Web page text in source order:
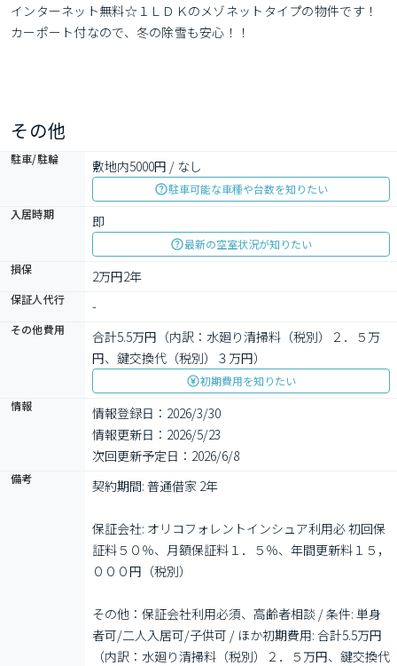
インターネット無料☆１ＬＤＫのメゾネットタイプの物件です！
カーポート付なので、冬の除雪も安心！！
その他
駐車/駐輪 敷地内5000円 / なし
駐車可能な車種や台数を知りたい
入居時期
即
最新の空室状況が知りたい
損保
2万円2年
保証人代行 -
その他費用
合計5.5万円（内訳：水廻り清掃料（税別）２．５万
円、鍵交換代（税別）３万円）
初期費用を知りたい
情報
情報登録日：2026/3/30
情報更新日：2026/5/23
次回更新予定日：2026/6/8
備考 契約期間: 普通借家 2年
保証会社: オリコフォレントインシュア利用必 初回保
証料５０％、月額保証料１．５％、年間更新料１５，
０００円（税別）
その他：保証会社利用必須、高齢者相談 / 条件: 単身
者可/二人入居可/子供可 / ほか初期費用: 合計5.5万円
（内訳：水廻り清掃料（税別）２．５万円、鍵交換代